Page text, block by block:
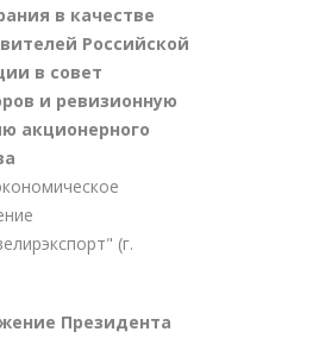
в качестве
Российской
в совет
и ревизионную
акционерного
(г.
Президента